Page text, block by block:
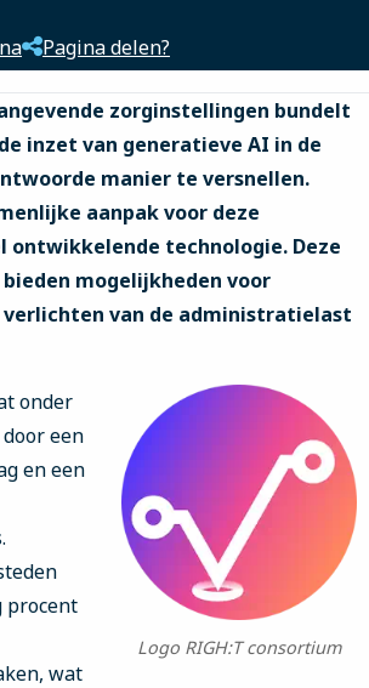
Pagina delen?
zorginstellingen bundelt
inzet van generatieve AI in de
manier te versnellen.
aanpak voor deze
ontwikkelende technologie. Deze
mogelijkheden voor
van de administratielast
Logo RIGH:T consortium
onder
een
en een
wat